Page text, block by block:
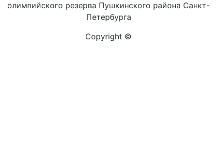
олимпийского резерва Пушкинского района Санкт-
Петербурга
Copyright ©